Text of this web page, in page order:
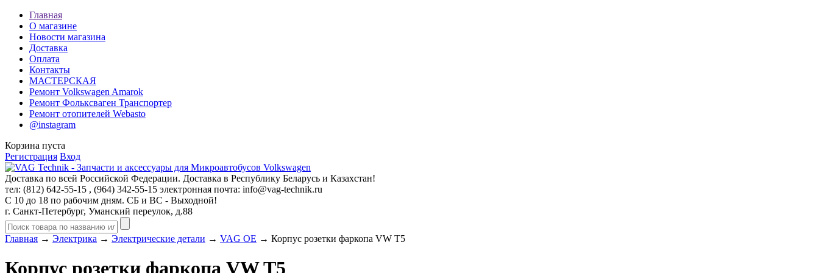
Главная
О магазине
Новости магазина
Доставка
Оплата
Контакты
МАСТЕРСКАЯ
Ремонт Volkswagen Amarok
Ремонт Фольксваген Транспортер
Ремонт отопителей Webasto
@instagram
Корзина пуста
Регистрация Вход
Доставка по всей Российской Федерации. Доставка в Республику Беларусь и Казахстан!
тел: (812) 642-55-15 , (964) 342-55-15 электронная почта: info@vag-technik.ru
С 10 до 18 по рабочим дням. СБ и ВС - Выходной!
г. Санкт-Петербург, Уманский переулок, д.88
Главная → Электрика → Электрические детали → VAG OE → Корпус розетки фаркопа VW T5
Корпус розетки фаркопа VW T5